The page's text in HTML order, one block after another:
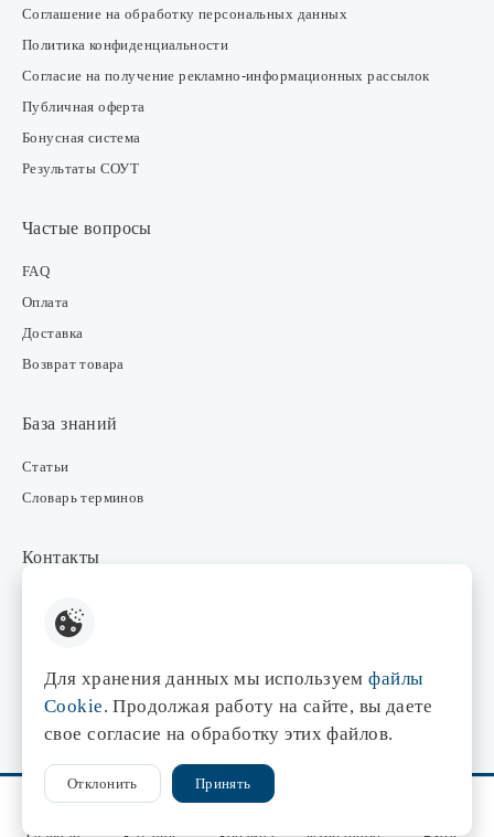
Соглашение на обработку персональных данных
Политика конфиденциальности
Согласие на получение рекламно-информационных рассылок
Публичная оферта
Бонусная система
Результаты СОУТ
Частые вопросы
FAQ
Оплата
Доставка
Возврат товара
База знаний
Статьи
Словарь терминов
Контакты
Интернет-магазин
Отдел маркетинга
© 1998-2026 Центр света «Эдисон»
Для хранения данных мы используемфайлы
Cookie. Продолжая работу на сайте, вы даете
свое согласие на обработку этих файлов.
Отклонить Принять